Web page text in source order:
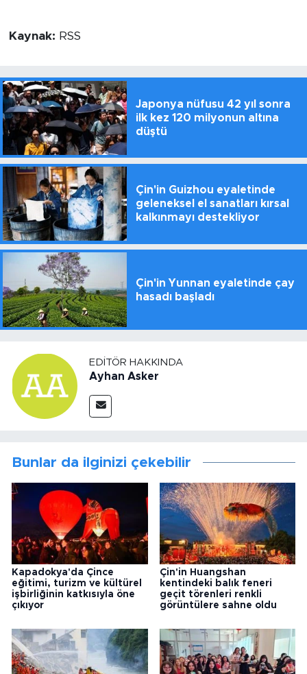
Kaynak: RSS
Japonya nüfusu 42 yıl sonra
ilk kez 120 milyonun altına
düştü
Çin'in Guizhou eyaletinde
geleneksel el sanatları kırsal
kalkınmayı destekliyor
Çin'in Yunnan eyaletinde çay
hasadı başladı
EDITÖR HAKKINDA
Ayhan Asker
Bunlar da ilginizi çekebilir
Kapadokya'da Çince
eğitimi, turizm ve kültürel
işbirliğinin katkısıyla öne
çıkıyor
Çin'in Huangshan
kentindeki balık feneri
geçit törenleri renkli
görüntülere sahne oldu